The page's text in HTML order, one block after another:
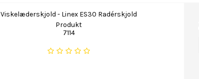
Viskelæderskjold - Linex ES30 Radérskjold
Produkt
7114